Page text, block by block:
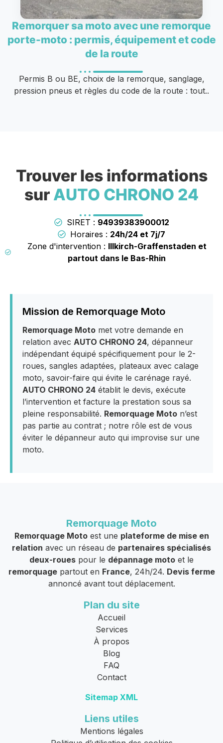
Remorquer sa moto avec une remorque
porte-moto : permis, équipement et code
de la route
Permis B ou BE, choix de la remorque, sanglage,
pression pneus et règles du code de la route : tout..
Trouver les informations
sur AUTO CHRONO 24
SIRET : 94939383900012
Horaires : 24h/24 et 7j/7
Zone d'intervention : Illkirch-Graffenstaden et
partout dans le Bas-Rhin
Mission de Remorquage Moto
Remorquage Moto met votre demande en
relation avec AUTO CHRONO 24, dépanneur
indépendant équipé spécifiquement pour le 2-
roues, sangles adaptées, plateaux avec calage
moto, savoir-faire qui évite le carénage rayé.
AUTO CHRONO 24 établit le devis, exécute
l’intervention et facture la prestation sous sa
pleine responsabilité. Remorquage Moto n’est
pas partie au contrat ; notre rôle est de vous
éviter le dépanneur auto qui improvise sur une
moto.
Remorquage Moto
Remorquage Motoest une plateforme de mise en
relation avec un réseau de partenaires spécialisés
deux-roues pour le dépannage moto et le
remorquagepartout en France, 24h/24. Devis ferme
annoncé avant tout déplacement.
Plan du site
Accueil
Services
À propos
Blog
FAQ
Contact
Sitemap XML
Liens utiles
Mentions légales